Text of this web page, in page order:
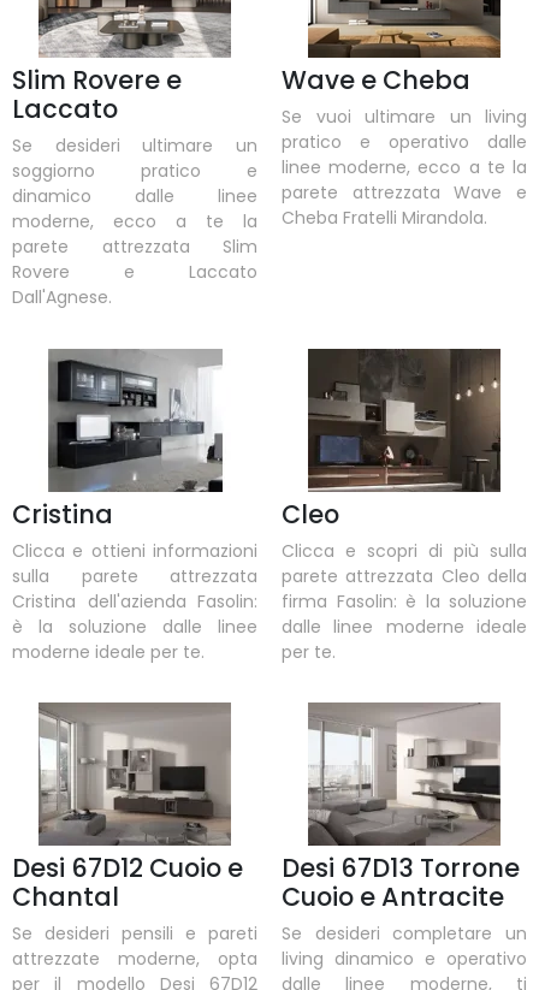
Slim Rovere e
Laccato
Se desideri ultimare un
soggiorno pratico e
dinamico dalle linee
moderne, ecco a te la
parete attrezzata Slim
Rovere e Laccato
Dall'Agnese.
Wave e Cheba
Se vuoi ultimare un living
pratico e operativo dalle
linee moderne, ecco a te la
parete attrezzata Wave e
Cheba Fratelli Mirandola.
Cristina
Clicca e ottieni informazioni
sulla parete attrezzata
Cristina dell'azienda Fasolin:
è la soluzione dalle linee
moderne ideale per te.
Cleo
Clicca e scopri di più sulla
parete attrezzata Cleo della
firma Fasolin: è la soluzione
dalle linee moderne ideale
per te.
Desi 67D12 Cuoio e
Chantal
Se desideri pensili e pareti
attrezzate moderne, opta
per il modello Desi 67D12
Desi 67D13 Torrone
Cuoio e Antracite
Se desideri completare un
living dinamico e operativo
dalle linee moderne, ti